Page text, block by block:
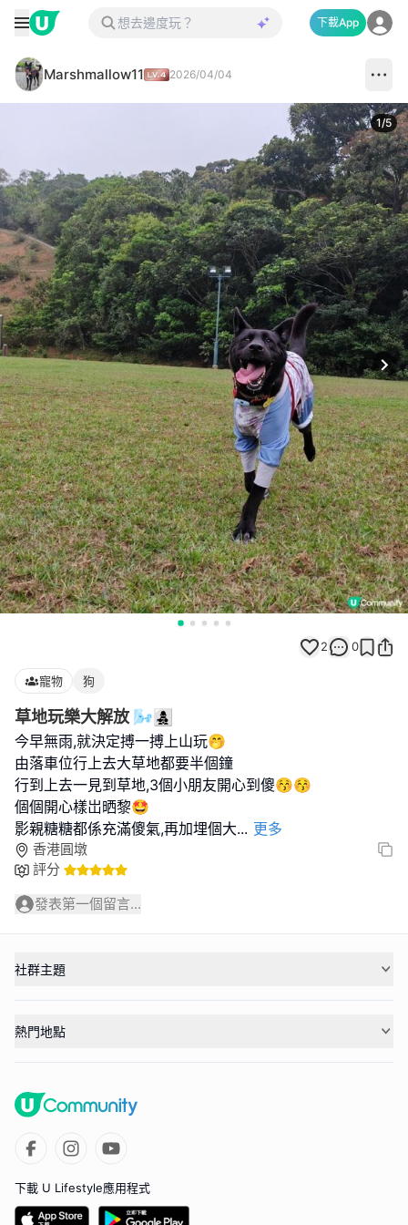
下載App
Marshmallow11 2026/04/04
1/5
2 0
寵物 狗
草地玩樂大解放 🌬️👩‍👧‍👦
今早無雨,就決定搏一搏上山玩🤭
由落車位行上去大草地都要半個鐘
行到上去一見到草地,3個小朋友開心到傻😚😚
個個開心樣岀晒黎🤩
影親糖糖都係充滿傻氣,再加埋個大... 更多
香港圓墩
評分
發表第一個留言...
社群主題
熱門地點
下載 U Lifestyle應用程式